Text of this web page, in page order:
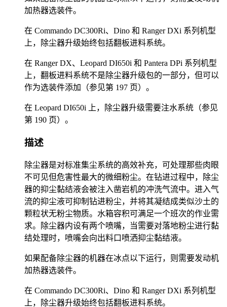
加热器选装件。
在 Commando DC300Ri、Dino 和 Ranger DXi 系列机型
上，除尘器升级始终包括翻板进料系统。
在 Ranger DX、Leopard DI650i 和 Pantera DPi 系列机型
上，翻板进料系统不是除尘器升级包的一部分，但可以
作为选装件添加（参见第 197 页）。
在 Leopard DI650i 上，除尘器升级需要注水系统（参见
第 190 页）。
描述
除尘器是对标准集尘系统的高效补充，可处理那些肉眼
不可见但危害性最大的微细粉尘。在钻进过程中，除尘
器的抑尘黏结液会被注入凿岩机的冲洗气流中。进入气
流的抑尘液可抑制钻进粉尘，并将其凝结成类似沙土的
颗粒状无粉尘物质。水箱容积可满足一个班次的作业需
求。除尘器内设有两个喷嘴，当需要对落地粉尘进行黏
结处理时，喷嘴会向出料口喷洒抑尘黏结液。
如果配备除尘器的机器在冰点以下运行，则需要发动机
加热器选装件。
在 Commando DC300Ri、Dino 和 Ranger DXi 系列机型
上，除尘器升级始终包括翻板进料系统。